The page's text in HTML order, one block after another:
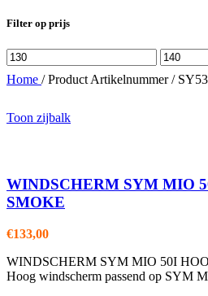
Filter op prijs
Min.
prijs
Max.
prijs
Home / Product Artikelnummer/
Toon zijbalk
WINDSCHERM SYM MIO
SMOKE
€133,00
WINDSCHERM SYM MIO 50I
Hoog windscherm passend op SYM